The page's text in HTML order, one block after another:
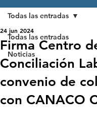
Todas las entradas
Noticias
Todas las entradas
Firma Centro
Conciliación
convenio de
con CANACO
24 jun 2024